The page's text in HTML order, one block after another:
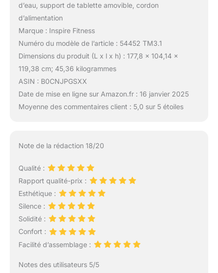
d’eau, support de tablette amovible, cordon
d’alimentation
Marque : Inspire Fitness
Numéro du modèle de l’article : 54452 TM3.1
Dimensions du produit (L x l x h) : 177,8 x 104,14 x
119,38 cm; 45,36 kilogrammes
ASIN : B0CNJPGSXX
Date de mise en ligne sur Amazon.fr : 16 janvier 2025
Moyenne des commentaires client : 5,0 sur 5 étoiles
Note de la rédaction 18/20
Qualité :
Rapport qualité-prix :
Esthétique :
Silence :
Solidité :
Confort :
Facilité d’assemblage :
Notes des utilisateurs 5/5